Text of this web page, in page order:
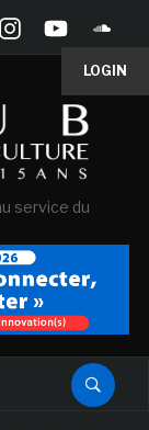
LOGIN
service du